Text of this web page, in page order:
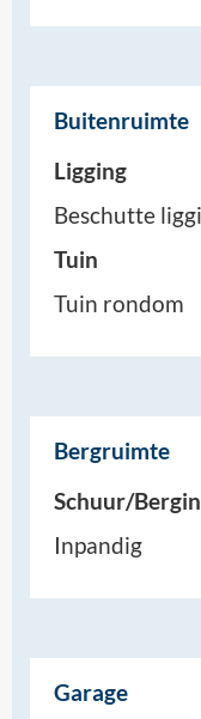
Buitenruimte
Ligging
Beschutte
Tuin
Tuin rondom
Bergruimte
Schuur/
Inpandig
Garage